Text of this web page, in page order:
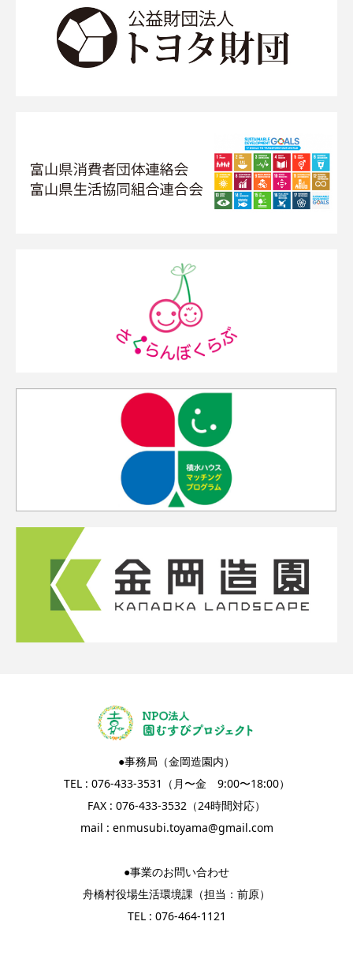
●事務局（金岡造園内）
TEL : 076-433-3531（月〜金 9:00〜18:00）
FAX : 076-433-3532（24時間対応）
mail : enmusubi.toyama@gmail.com
●事業のお問い合わせ
舟橋村役場生活環境課（担当：前原）
TEL : 076-464-1121